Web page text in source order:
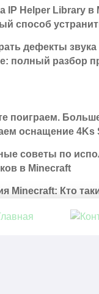
IP Helper Library в
способ
дефекты
полный разбор
поиграем.
оснащение 4Ks
советы по
в Minecraft
Minecraft: Кто